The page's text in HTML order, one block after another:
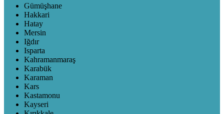
Gümüşhane
Hakkari
Hatay
Mersin
Iğdır
Isparta
Kahramanmaraş
Karabük
Karaman
Kars
Kastamonu
Kayseri